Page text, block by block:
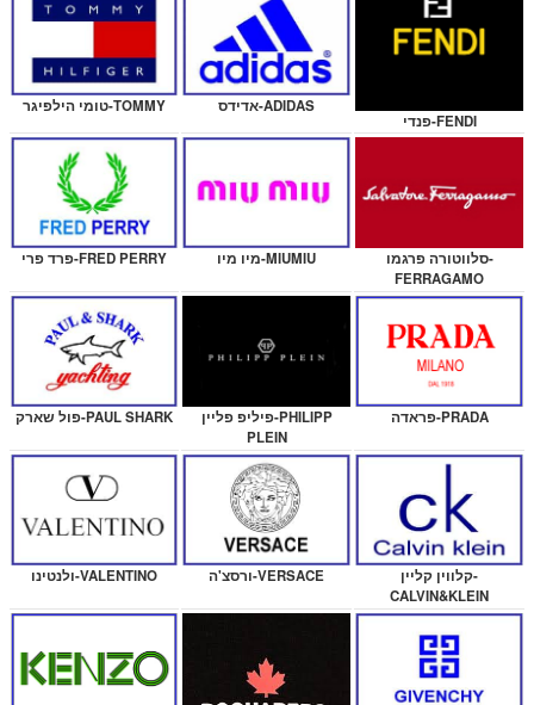
טומי הילפיגר-TOMMY אדידס-ADIDAS
פנדי-FENDI
פרד פרי-FRED PERRY מיו מיו-MIUMIU
סלווטורה פרגמו-
FERRAGAMO
פול שארק-PAUL SHARK
פיליפ פליין-PHILIPP
PLEIN
פראדה-PRADA
ולנטינו-VALENTINO ורסצ'ה-VERSACE
קלווין קליין-
CALVIN&KLEIN